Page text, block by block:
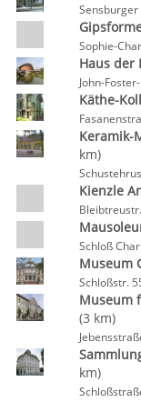
Sophie-
Haus der
John-
Käthe-
Keramik-
km)
Kienzle
Schloß
Museum
Schloßstr.
Museum
(3 km)
km)